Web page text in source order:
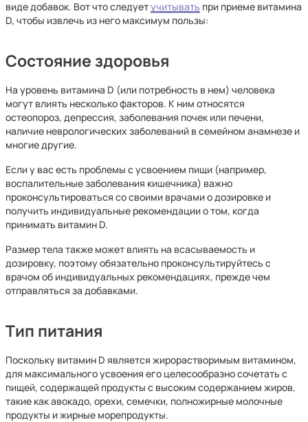
виде добавок. Вот что следуетучитывать при приеме витамина
D, чтобы извлечь из него максимум пользы:
Состояние здоровья
На уровень витамина D (или потребность в нем) человека
могут влиять несколько факторов. К ним относятся
остеопороз, депрессия, заболевания почек или печени,
наличие неврологических заболеваний в семейном анамнезе и
многие другие.
Если у вас есть проблемы с усвоением пищи (например,
воспалительные заболевания кишечника) важно
проконсультироваться со своими врачами о дозировке и
получить индивидуальные рекомендации о том, когда
принимать витамин D.
Размер тела также может влиять на всасываемость и
дозировку, поэтому обязательно проконсультируйтесь с
врачом об индивидуальных рекомендациях, прежде чем
отправляться за добавками.
Тип питания
Поскольку витамин D является жирорастворимым витамином,
для максимального усвоения его целесообразно сочетать с
пищей, содержащей продукты с высоким содержанием жиров,
такие как авокадо, орехи, семечки, полножирные молочные
продукты и жирные морепродукты.